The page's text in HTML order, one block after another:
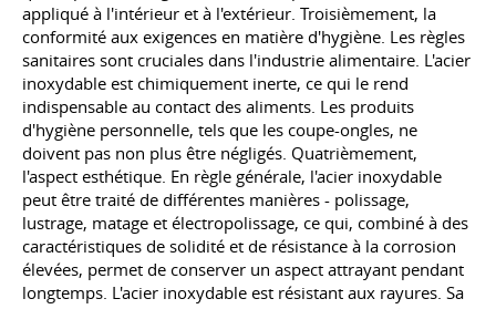
appliqué à l'intérieur et à l'extérieur. Troisièmement, la
conformité aux exigences en matière d'hygiène. Les règles
sanitaires sont cruciales dans l'industrie alimentaire. L'acier
inoxydable est chimiquement inerte, ce qui le rend
indispensable au contact des aliments. Les produits
d'hygiène personnelle, tels que les coupe-ongles, ne
doivent pas non plus être négligés. Quatrièmement,
l'aspect esthétique. En règle générale, l'acier inoxydable
peut être traité de différentes manières - polissage,
lustrage, matage et électropolissage, ce qui, combiné à des
caractéristiques de solidité et de résistance à la corrosion
élevées, permet de conserver un aspect attrayant pendant
longtemps. L'acier inoxydable est résistant aux rayures. Sa